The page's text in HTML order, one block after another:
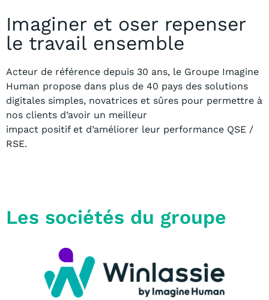
Imaginer et oser repenser
le travail ensemble
Acteur de référence depuis 30 ans, le Groupe Imagine
Human propose dans plus de 40 pays des solutions
digitales simples, novatrices et sûres pour permettre à
nos clients d’avoir un meilleur
impact positif et d’améliorer leur performance QSE /
RSE.
Les sociétés du groupe